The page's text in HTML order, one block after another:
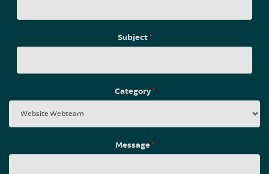
Subject*
Category*
Message*